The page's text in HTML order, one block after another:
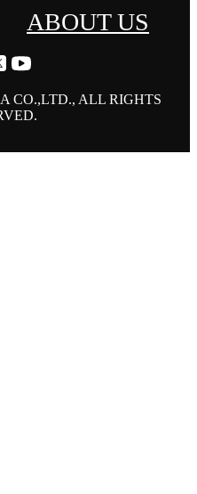
ABOUT US
CO.,LTD., ALL RIGHTS